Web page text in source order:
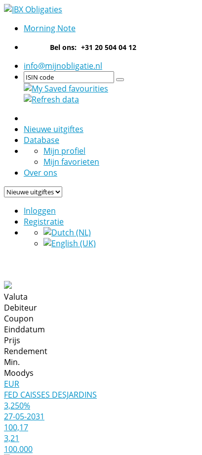
Morning Note
Bel ons: +31 20 504 04 12
info@mijnobligatie.nl
Nieuwe uitgiftes
Database
Mijn profiel
Mijn favorieten
Over ons
Inloggen
Registratie
Valuta
Debiteur
Coupon
Einddatum
Prijs
Rendement
Min.
Moodys
EUR
FED CAISSES DESJARDINS
3,250%
27-05-2031
100,17
3,21
100.000